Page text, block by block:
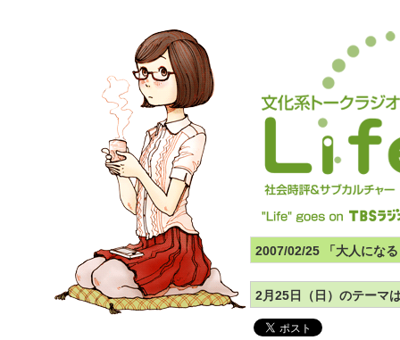
2007/02/25 「大人にな
2月25日（日）のテーマ